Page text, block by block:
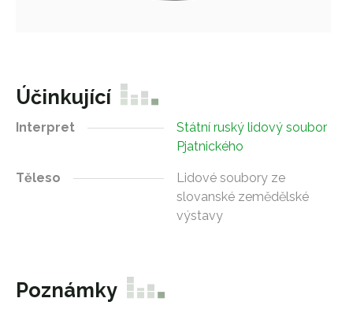
Účinkující
Interpret
Státní ruský lidový soubor
Pjatnického
Těleso
Lidové soubory ze
slovanské zemědělské
výstavy
Poznámky